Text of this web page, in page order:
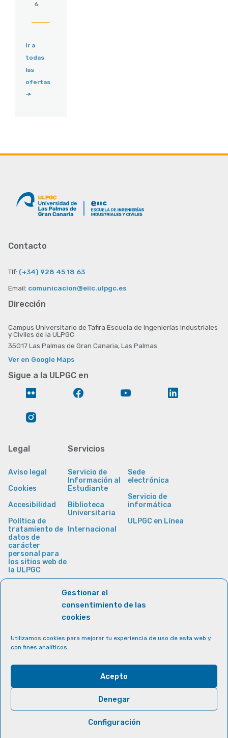
Gestionar el
consentimiento de las
cookies
Utilizamos cookies para mejorar tu experiencia de uso de esta web y
con fines analíticos.
Acepto
Denegar
Configuración
6
Ir a
todas
las
ofertas
Contacto
Tlf: (+34) 928 45 18 63
Email: comunicacion@eiic.ulpgc.es
Dirección
Campus Universitario de Tafira Escuela de Ingenierías Industriales
y Civiles de la ULPGC
35017 Las Palmas de Gran Canaria, Las Palmas
Ver en Google Maps
Sigue a la ULPGC en
Legal
Aviso legal
Cookies
Accesibilidad
Política de
tratamiento de
datos de
carácter
personal para
los sitios web de
la ULPGC
Servicios
Servicio de
Información al
Estudiante
Biblioteca
Universitaria
Internacional
Sede
electrónica
Servicio de
informática
ULPGC en Línea